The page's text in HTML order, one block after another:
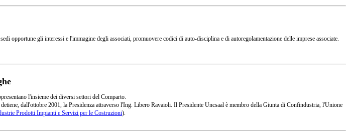
opportune gli interessi e l'immagine degli associati, promuovere codici di auto-disciplina e di autoregolamentazione delle imprese associate.
l'insieme dei diversi settori del Comparto.
dall'ottobre 2001, la Presidenza attraverso l'Ing. Libero Ravaioli. Il Presidente Uncsaal è membro della Giunta di Confindustria, l'Unione
Prodotti Impianti e Servizi per le Costruzioni).